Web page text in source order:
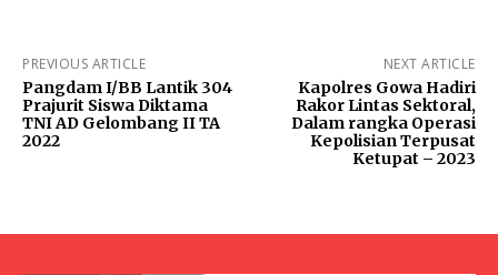
PREVIOUS ARTICLE
Pangdam I/BB Lantik 304
Prajurit Siswa Diktama
TNI AD Gelombang II TA
2022
NEXT ARTICLE
Kapolres Gowa Hadiri
Rakor Lintas Sektoral,
Dalam rangka Operasi
Kepolisian Terpusat
Ketupat – 2023